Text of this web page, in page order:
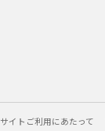
サイトご利用にあたって